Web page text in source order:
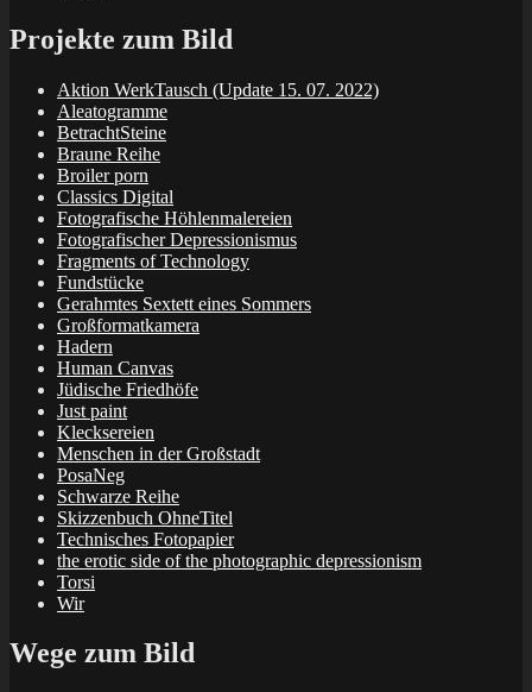
Projekte zum Bild
Aktion WerkTausch (Update 15. 07. 2022)
Aleatogramme
BetrachtSteine
Braune Reihe
Broiler porn
Classics Digital
Fotografische Höhlenmalereien
Fotografischer Depressionismus
Fragments of Technology
Fundstücke
Gerahmtes Sextett eines Sommers
Großformatkamera
Hadern
Human Canvas
Jüdische Friedhöfe
Just paint
Klecksereien
Menschen in der Großstadt
PosaNeg
Schwarze Reihe
Skizzenbuch OhneTitel
Technisches Fotopapier
the erotic side of the photographic depressionism
Torsi
Wir
Wege zum Bild